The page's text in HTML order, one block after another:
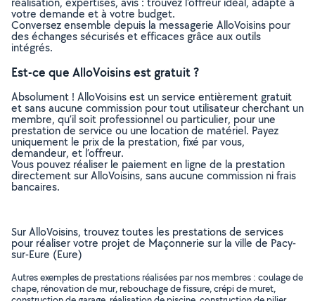
votre demande et à votre budget.
Conversez ensemble depuis la messagerie AlloVoisins pour
des échanges sécurisés et efficaces grâce aux outils
intégrés.
Est-ce que AlloVoisins est gratuit ?
Absolument ! AlloVoisins est un service entièrement gratuit
et sans aucune commission pour tout utilisateur cherchant un
membre, qu’il soit professionnel ou particulier, pour une
prestation de service ou une location de matériel. Payez
uniquement le prix de la prestation, fixé par vous,
demandeur, et l’offreur.
Vous pouvez réaliser le paiement en ligne de la prestation
directement sur AlloVoisins, sans aucune commission ni frais
bancaires.
Sur AlloVoisins, trouvez toutes les prestations de services
pour réaliser votre projet de Maçonnerie sur la ville de Pacy-
sur-Eure (Eure)
Autres exemples de prestations réalisées par nos membres : coulage de
chape, rénovation de mur, rebouchage de fissure, crépi de muret,